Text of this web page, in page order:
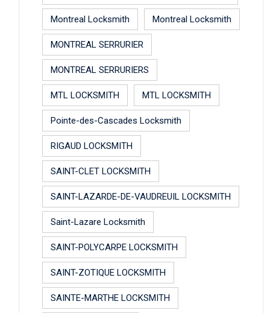
Montreal Locksmith Montreal Locksmith
MONTREAL SERRURIER
MONTREAL SERRURIERS
MTL LOCKSMITH MTL LOCKSMITH
Pointe-des-Cascades Locksmith
RIGAUD LOCKSMITH
SAINT-CLET LOCKSMITH
SAINT-LAZARDE-DE-VAUDREUIL LOCKSMITH
Saint-Lazare Locksmith
SAINT-POLYCARPE LOCKSMITH
SAINT-ZOTIQUE LOCKSMITH
SAINTE-MARTHE LOCKSMITH